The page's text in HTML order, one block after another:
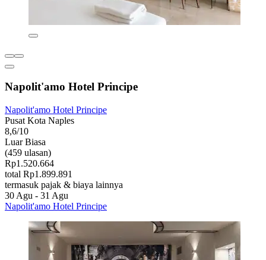
Napolit'amo Hotel Principe
Napolit'amo Hotel Principe
Pusat Kota Naples
8,6/10
Luar Biasa
(459 ulasan)
Rp1.520.664
total Rp1.899.891
termasuk pajak & biaya lainnya
30 Agu - 31 Agu
Napolit'amo Hotel Principe